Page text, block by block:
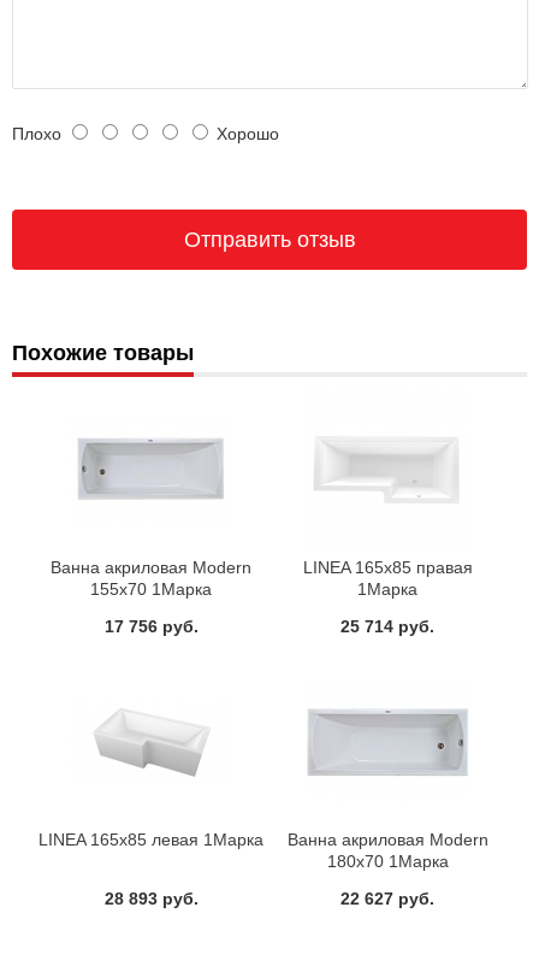
Плохо Хорошо
Похожие товары
Ванна акриловая Modern
155х70 1Марка
17 756 руб.
LINEA 165х85 правая
1Марка
25 714 руб.
LINEA 165х85 левая 1Марка
28 893 руб.
Ванна акриловая Modern
180х70 1Марка
22 627 руб.